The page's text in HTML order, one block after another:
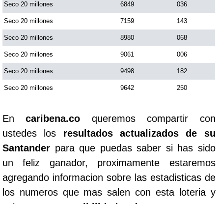
Seco 20 millones 6849 036
Seco 20 millones 7159 143
Seco 20 millones 8980 068
Seco 20 millones 9061 006
Seco 20 millones 9498 182
Seco 20 millones 9642 250
Encaribena.co queremos compartir con
ustedes los resultados actualizados de su
Santander para que puedas saber si has sido
un feliz ganador, proximamente estaremos
agregando informacion sobre las estadisticas de
los numeros que mas salen con esta loteria y